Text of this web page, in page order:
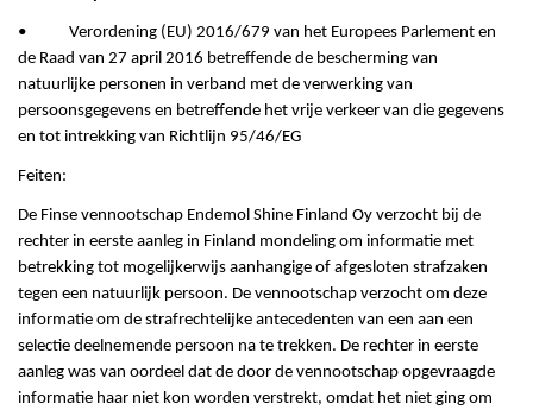
• Verordening (EU) 2016/679 van het Europees Parlement en
de Raad van 27 april 2016 betreffende de bescherming van
natuurlijke personen in verband met de verwerking van
persoonsgegevens en betreffende het vrije verkeer van die gegevens
en tot intrekking van Richtlijn 95/46/EG
Feiten:
De Finse vennootschap Endemol Shine Finland Oy verzocht bij de
rechter in eerste aanleg in Finland mondeling om informatie met
betrekking tot mogelijkerwijs aanhangige of afgesloten strafzaken
tegen een natuurlijk persoon. De vennootschap verzocht om deze
informatie om de strafrechtelijke antecedenten van een aan een
selectie deelnemende persoon na te trekken. De rechter in eerste
aanleg was van oordeel dat de door de vennootschap opgevraagde
informatie haar niet kon worden verstrekt, omdat het niet ging om